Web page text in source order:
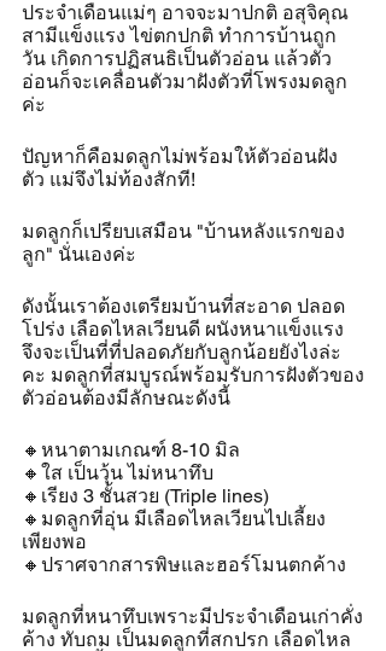
ประจำเดือนแม่ๆ อาจจะมาปกติ อสุจิคุณ
สามีแข็งแรง ไข่ตกปกติ ทำการบ้านถูก
วัน เกิดการปฏิสนธิเป็นตัวอ่อน แล้วตัว
อ่อนก็จะเคลื่อนตัวมาฝังตัวที่โพรงมดลูก
ค่ะ
ปัญหาก็คือมดลูกไม่พร้อมให้ตัวอ่อนฝัง
ตัว แม่จึงไม่ท้องสักที!
มดลูกก็เปรียบเสมือน "บ้านหลังแรกของ
ลูก" นั่นเองค่ะ
ดังนั้นเราต้องเตรียมบ้านที่สะอาด ปลอด
โปร่ง เลือดไหลเวียนดี ผนังหนาแข็งแรง
จึงจะเป็นที่ที่ปลอดภัยกับลูกน้อยยังไงล่ะ
คะ มดลูกที่สมบูรณ์พร้อมรับการฝังตัวของ
ตัวอ่อนต้องมีลักษณะดังนี้
🔸️หนาตามเกณฑ์ 8-10 มิล
🔸️ใส เป็นวุ้น ไม่หนาทึบ
🔸️เรียง 3 ชั้นสวย (Triple lines)
🔸️มดลูกที่อุ่น มีเลือดไหลเวียนไปเลี้ยง
เพียงพอ
🔸️ปราศจากสารพิษและฮอร์โมนตกค้าง
มดลูกที่หนาทึบเพราะมีประจำเดือนเก่าคั่ง
ค้าง ทับถม เป็นมดลูกที่สกปรก เลือดไหล